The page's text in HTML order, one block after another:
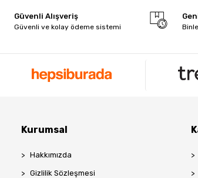
Güvenli Alışveriş
Güvenli ve kolay ödeme sistemi
Kurumsal
Hakkımızda
Gizlilik Sözleşmesi